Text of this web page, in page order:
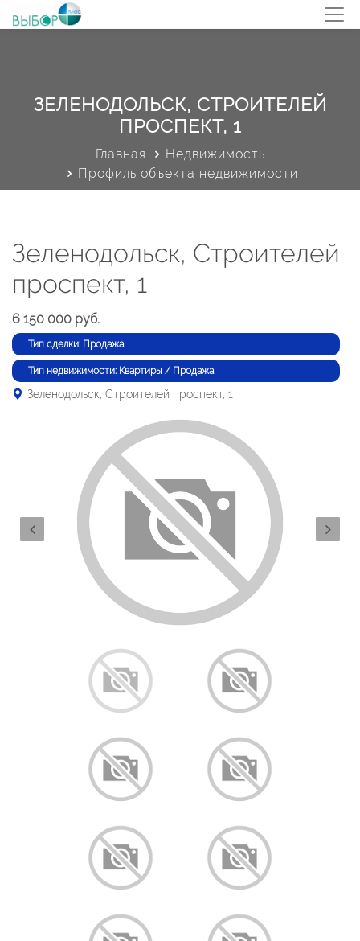
ЗЕЛЕНОДОЛЬСК, СТРОИТЕЛЕЙ
ПРОСПЕКТ, 1
Главная
Недвижимость
Профиль объекта недвижимости
Зеленодольск, Строителей
проспект, 1
6 150 000 руб.
Тип сделки: Продажа
Тип недвижимости: Квартиры / Продажа
Зеленодольск, Строителей проспект, 1